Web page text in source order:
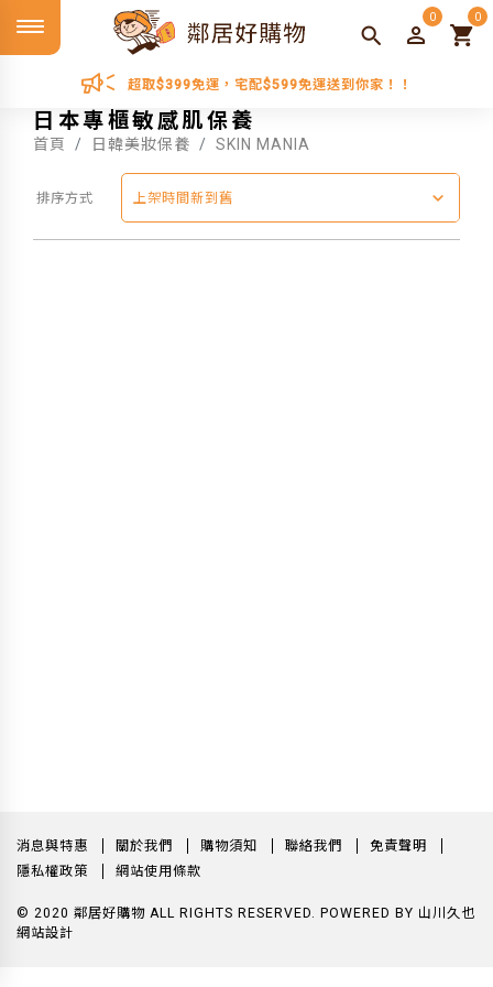
超取$399免運，宅配$599免運送到你家！！
0 0
日本專櫃敏感肌保養
首頁 日韓美妝保養 SKIN MANIA
排序方式 上架時間新到舊
消息與特惠 關於我們 購物須知 聯絡我們
免責聲明
隱私權政策
網站使用條款
© 2020 鄰居好購物 ALL RIGHTS RESERVED. POWERED BY 山川久也
網站設計